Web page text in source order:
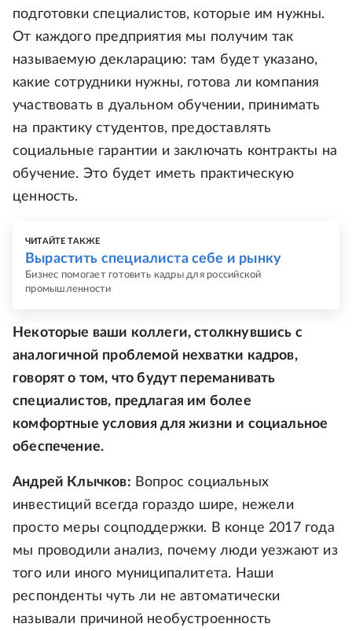
подготовки специалистов, которые им нужны.
От каждого предприятия мы получим так
называемую декларацию: там будет указано,
какие сотрудники нужны, готова ли компания
участвовать в дуальном обучении, принимать
на практику студентов, предоставлять
социальные гарантии и заключать контракты на
обучение. Это будет иметь практическую
ценность.
ЧИТАЙТЕ ТАКЖЕ
Вырастить специалиста себе и рынку
Бизнес помогает готовить кадры для российской
промышленности
Некоторые ваши коллеги, столкнувшись с
аналогичной проблемой нехватки кадров,
говорят о том, что будут переманивать
специалистов, предлагая им более
комфортные условия для жизни и социальное
обеспечение.
Андрей Клычков: Вопрос социальных
инвестиций всегда гораздо шире, нежели
просто меры соцподдержки. В конце 2017 года
мы проводили анализ, почему люди уезжают из
того или иного муниципалитета. Наши
респонденты чуть ли не автоматически
называли причиной необустроенность